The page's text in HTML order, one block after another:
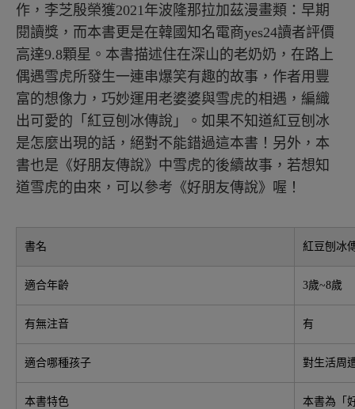
作，李芝殷榮獲2021年波隆那拉加茲漫畫類：早期
閱讀獎，而本書更是在韓國知名電商yes24讀者評價
高達9.8顆星。本書描述住在深山的老奶奶，在路上
偶遇雪虎所發生一連串爆笑有趣的故事，作者用豐
富的想像力，巧妙運用老婆婆與雪虎的相遇，編織
出可愛的「紅豆刨冰傳說」。如果不知道紅豆刨冰
是怎麼出現的話，絕對不能錯過這本書！另外，本
書也是《好朋友傳說》中雪虎的後續故事，若想知
道雪虎的由來，可以參考《好朋友傳說》喔！
書名 紅豆刨冰
適合年齡 3歲~8歲
有無注音 有
適合哪種孩子 對生活周
本書特色 本書為「